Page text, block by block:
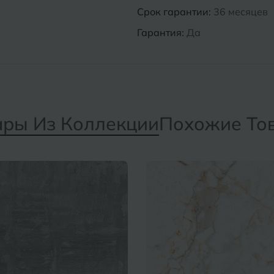
Срок гарантии: 36 месяцев
Гарантия: Да
Из КоллекцииПохожие